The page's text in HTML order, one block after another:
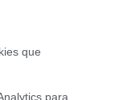
que
para